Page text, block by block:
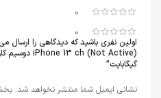
0
0
اولین نفری باشید که دیدگاهی را ارسال
گیگابایت”
نشانی ایمیل شما منتشر نخواهد شد.